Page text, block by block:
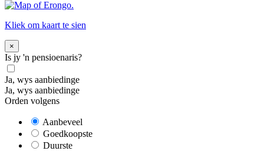
Kliek om kaart te sien
×
Is jy 'n pensioenaris?
Ja, wys aanbiedinge
Ja, wys aanbiedinge
Orden volgens
Aanbeveel
Goedkoopste
Duurste